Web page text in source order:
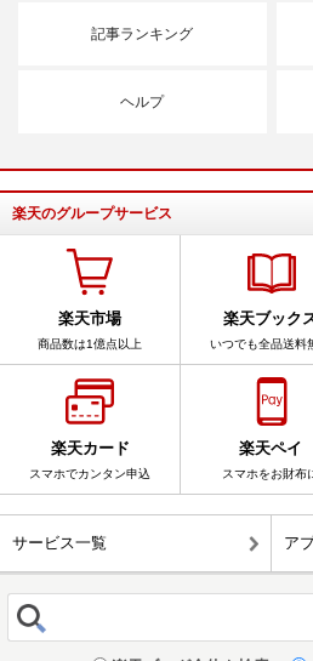
記事ランキング
ヘルプ
楽天のグループサービス
楽天市場
商品数は1億点以上
楽天ブック
いつでも全品送料
楽天カード
スマホでカンタン申込
楽天ペイ
スマホをお財布
サービス一覧 ア